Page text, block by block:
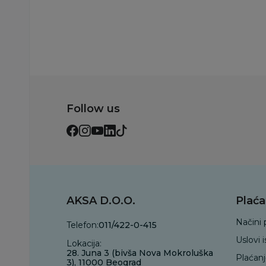
Follow us
AKSA D.O.O.
Telefon:011/422-0-415
Lokacija:
28. Juna 3 (bivša Nova Mokroluška
3), 11000 Beograd
Načini
Uslovi